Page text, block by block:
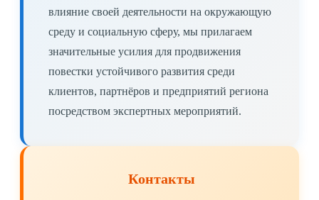
влияние своей деятельности на окружающую
среду и социальную сферу, мы прилагаем
значительные усилия для продвижения
повестки устойчивого развития среди
клиентов, партнёров и предприятий региона
посредством экспертных мероприятий.
Контакты